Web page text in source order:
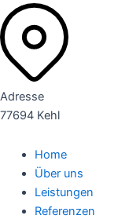
Adresse
77694 Kehl
Home
Über uns
Leistungen
Referenzen